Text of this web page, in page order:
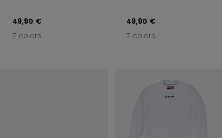
49,90 €
7 colors
49,90 €
7 colors